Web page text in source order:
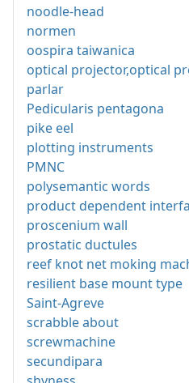
noodle-head
normen
oospira taiwanica
optical projector,optical
parlar
Pedicularis pentagona
pike eel
plotting instruments
PMNC
polysemantic words
product dependent
proscenium wall
prostatic ductules
reef knot net moking
resilient base mount type
Saint-Agreve
scrabble about
screwmachine
secundipara